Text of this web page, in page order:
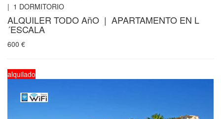
| 1 DORMITORIO
ALQUILER TODO AñO | APARTAMENTO EN L
´ESCALA
600 €
alquilado